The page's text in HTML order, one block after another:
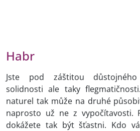
Habr
Jste pod záštitou
solidnosti ale taky
naturel tak může na druhé
naprosto už ne z vypočítavosti.
dokážete tak být šťastni. Kdo